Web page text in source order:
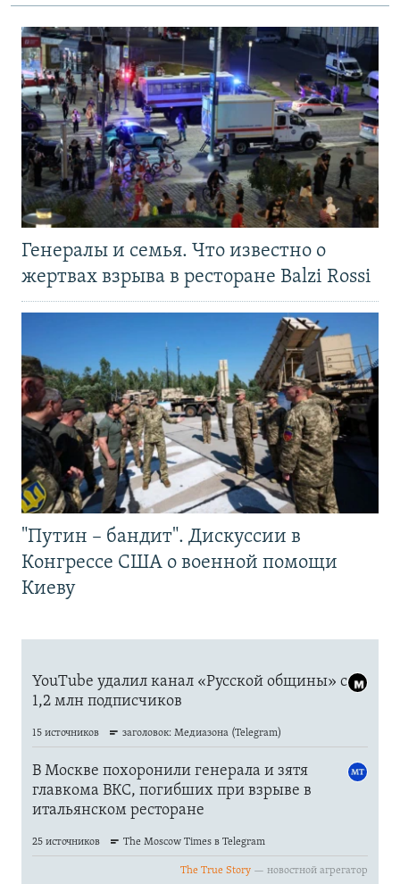
Генералы и семья. Что известно о
жертвах взрыва в ресторане Balzi Rossi
"Путин – бандит". Дискуссии в
Конгрессе США о военной помощи
Киеву